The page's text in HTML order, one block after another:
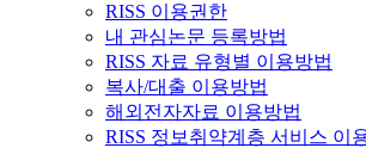
RISS 이용권한
내 관심논문 등록방법
RISS 자료 유형별 이용방법
복사/대출 이용방법
해외전자자료 이용방법
RISS 정보취약계층 서비스 이